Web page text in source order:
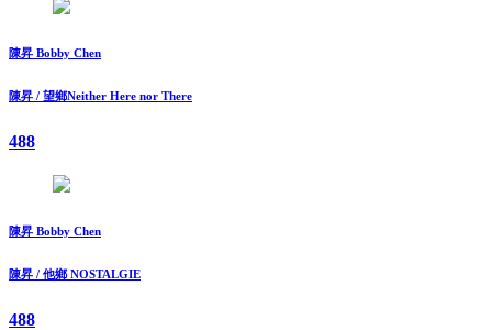
陳昇 Bobby Chen
陳昇 / 望鄉Neither Here nor There
488
陳昇 Bobby Chen
陳昇 / 他鄉 NOSTALGIE
488